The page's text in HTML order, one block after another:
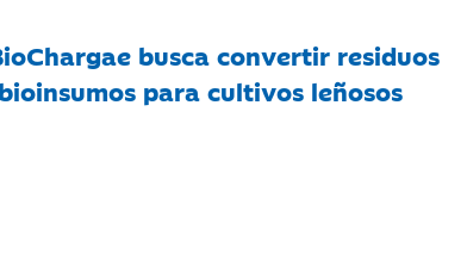
busca convertir residuos
para cultivos leñosos